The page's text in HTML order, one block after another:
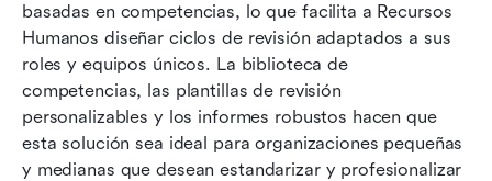
basadas en competencias, lo que facilita a Recursos
Humanos diseñar ciclos de revisión adaptados a sus
roles y equipos únicos. La biblioteca de
competencias, las plantillas de revisión
personalizables y los informes robustos hacen que
esta solución sea ideal para organizaciones pequeñas
y medianas que desean estandarizar y profesionalizar